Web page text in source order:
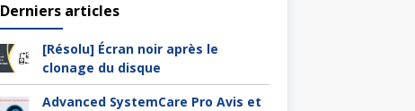
Derniers articles
[Résolu] Écran noir après le
clonage du disque
Advanced SystemCare Pro Avis et